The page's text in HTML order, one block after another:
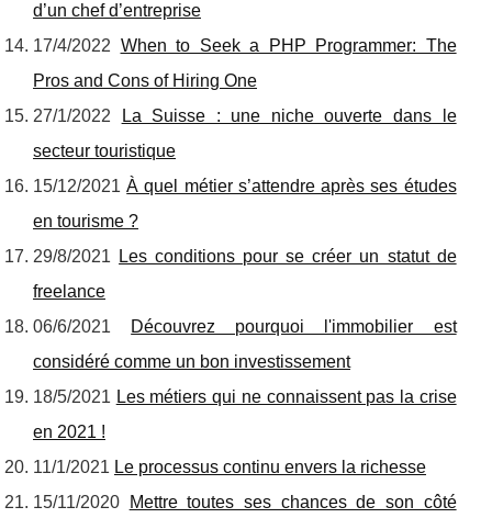
d’un chef d’entreprise
17/4/2022 When to Seek a PHP Programmer: The
Pros and Cons of Hiring One
27/1/2022
La Suisse : une niche ouverte dans le
secteur touristique
15/12/2021À quel métier s’attendre après ses études
en tourisme ?
29/8/2021 Les conditions pour se créer un statut de
freelance
06/6/2021
Découvrez pourquoi l'immobilier est
considéré comme un bon investissement
18/5/2021 Les métiers qui ne connaissent pas la crise
en 2021 !
11/1/2021 Le processus continu envers la richesse
15/11/2020
Mettre toutes ses chances de son côté